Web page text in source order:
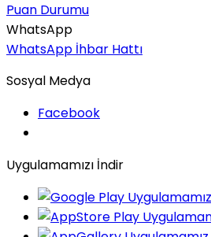
Puan Durumu
WhatsApp
WhatsApp İhbar Hattı
Sosyal Medya
Facebook
Uygulamamızı İndir